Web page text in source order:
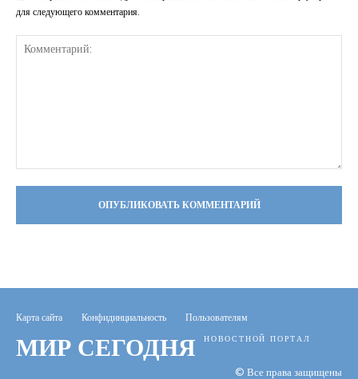
для следующего комментария.
Карта сайта Конфидинциальность Пользователям
МИР СЕГОДНЯ НОВОСТНОЙ ПОРТАЛ
© Все права защищены